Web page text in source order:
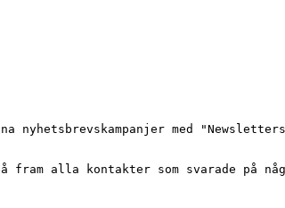
med
alla kontakter som svarade på